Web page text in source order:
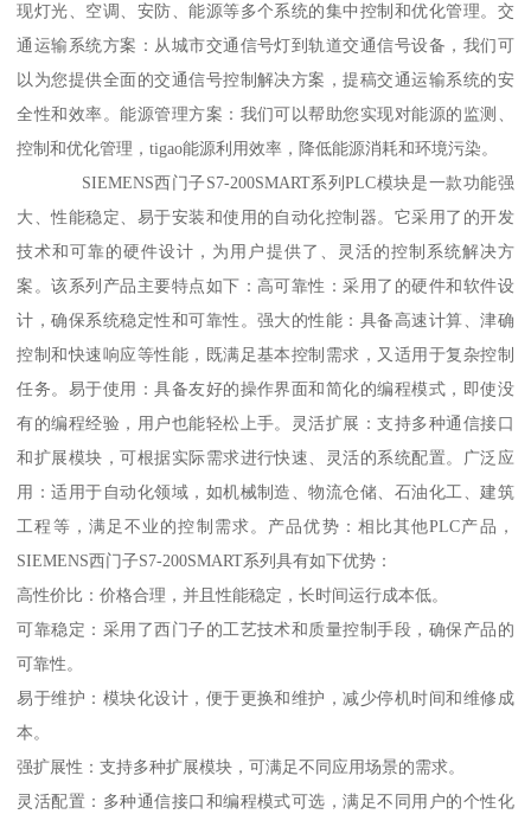
现灯光、空调、安防、能源等多个系统的集中控制和优化管理。交
通运输系统方案：从城市交通信号灯到轨道交通信号设备，我们可
以为您提供全面的交通信号控制解决方案，提稿交通运输系统的安
全性和效率。能源管理方案：我们可以帮助您实现对能源的监测、
控制和优化管理，tigao能源利用效率，降低能源消耗和环境污染。
SIEMENS西门子S7-200SMART系列PLC模块是一款功能强
大、性能稳定、易于安装和使用的自动化控制器。它采用了的开发
技术和可靠的硬件设计，为用户提供了、灵活的控制系统解决方
案。该系列产品主要特点如下：高可靠性：采用了的硬件和软件设
计，确保系统稳定性和可靠性。强大的性能：具备高速计算、津确
控制和快速响应等性能，既满足基本控制需求，又适用于复杂控制
任务。易于使用：具备友好的操作界面和简化的编程模式，即使没
有的编程经验，用户也能轻松上手。灵活扩展：支持多种通信接口
和扩展模块，可根据实际需求进行快速、灵活的系统配置。广泛应
用：适用于自动化领域，如机械制造、物流仓储、石油化工、建筑
工程等，满足不业的控制需求。产品优势：相比其他PLC产品，
SIEMENS西门子S7-200SMART系列具有如下优势：
高性价比：价格合理，并且性能稳定，长时间运行成本低。
可靠稳定：采用了西门子的工艺技术和质量控制手段，确保产品的
可靠性。
易于维护：模块化设计，便于更换和维护，减少停机时间和维修成
本。
强扩展性：支持多种扩展模块，可满足不同应用场景的需求。
灵活配置：多种通信接口和编程模式可选，满足不同用户的个性化